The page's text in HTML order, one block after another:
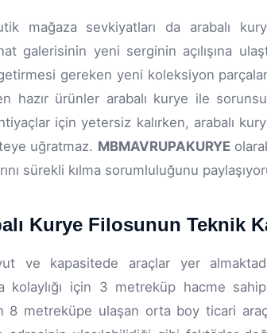
mağaza sevkiyatları da arabalı
galerisinin yeni serginin açılışına
gereken yeni koleksiyon
hazır ürünler arabalı kurye ile
için yetersiz kalırken, arabalı
uğratmaz. MBMAVRUPAKURYE
sürekli kılma sorumluluğunu
Kurye Filosunun Teknik
ve kapasitede araçlar yer
kolaylığı için 3 metreküp hacme
8 metreküpe ulaşan orta boy ticari